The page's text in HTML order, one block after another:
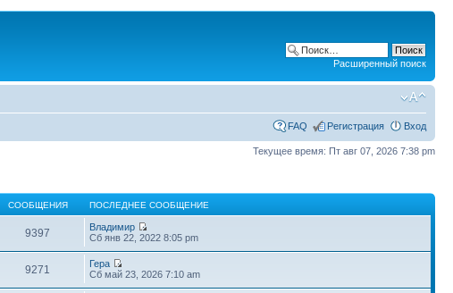
Расширенный поиск
FAQ Регистрация Вход
Текущее время: Пт авг 07, 2026 7:38 pm
СООБЩЕНИЯ ПОСЛЕДНЕЕ СООБЩЕНИЕ
9397
Владимир
Сб янв 22, 2022 8:05 pm
9271
Гера
Сб май 23, 2026 7:10 am